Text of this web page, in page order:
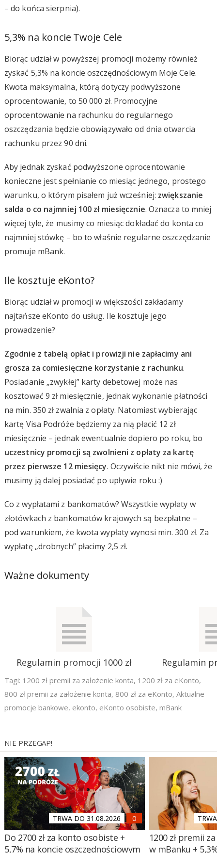
– do końca sierpnia).
5,3% na koncie Twoje Cele
Biorąc udział w powyższej promocji możemy również
zyskać 5,3% na koncie oszczędnościowym Moje Cele.
Kwota maksymalna, którą dotyczy podwyższone
oprocentowanie, to 50 000 zł. Promocyjne
oprocentowanie na rachunku do regularnego
oszczędzania będzie obowiązywało od dnia otwarcia
rachunku przez 90 dni.
Aby jednak zyskać podwyższone oprocentowanie
konieczne jest spełnianie co miesiąc jednego, prostego
warunku, o którym pisałem już wcześniej: zwiększanie
salda o co najmniej 100 zł miesięcznie. Oznacza to mniej
więcej tyle, że musimy co miesiąc dokładać do konta co
najmniej stówkę – bo to właśnie regularne oszczędzanie
promuje mBank.
Ile kosztuje eKonto?
Biorąc udział w promocji w większości zakładamy
najtańsze eKonto do usług. Ile kosztuje jego
prowadzenie?
Zgodnie z tabelą opłat i prowizji nie zapłacimy ani
grosza za comiesięczne korzystanie z rachunku.
Posiadanie „zwykłej” karty debetowej może nas
kosztować 9 zł miesięcznie, jednak wykonanie płatności
na min. 350 zł zwalnia z opłaty. Natomiast wybierając
kartę Visa Podróże będziemy za nią płacić 12 zł
miesięcznie – jednak ewentualnie dopiero po roku, bo
uczestnicy promocji są zwolnieni z opłaty za kartę
przez pierwsze 12 miesięcy. Oczywiście nikt nie mówi, że
musimy ją dalej posiadać po upływie roku :)
Co z wypłatami z bankomatów? Wszystkie wypłaty w
złotówkach z bankomatów krajowych są bezpłatne –
pod warunkiem, że kwota wypłaty wynosi min. 300 zł. Za
wypłatę „drobnych” płacimy 2,5 zł.
Ważne dokumenty
Regulamin promocji 1000 zł Regulamin
Tagi: 1200 zł premii za założenie konta, 1200 zł za eKonto,
800 zł premii za założenie konta, 800 zł za eKonto, Aktualne
promocje bankowe, ekonto, eKonto osobiste, mBank
NIE PRZEGAP!
TRWA DO 31.08.2026
Do 2700 zł za konto osobiste +
5,7% na koncie oszczędnościowym
1200 zł premii
w mBanku +